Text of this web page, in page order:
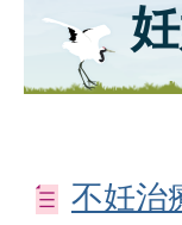
不妊治